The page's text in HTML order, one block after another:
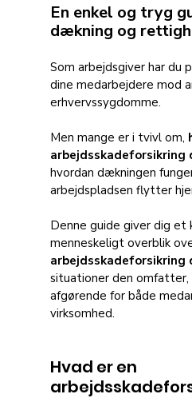
En enkel og tryg
dækning og
Som arbejdsgiver har du
dine medarbejdere mod
erhvervssygdomme.
Men mange er i tvivl om,
arbejdsskadeforsikring
hvordan dækningen
arbejdspladsen flytter
Denne guide giver dig et
menneskeligt overblik
arbejdsskadeforsikring
situationer den omfatter,
afgørende for både
virksomhed.
Hvad er en